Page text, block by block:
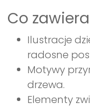
Co
Ilustracje
radosne
Motywy
drzewa.
Elementy